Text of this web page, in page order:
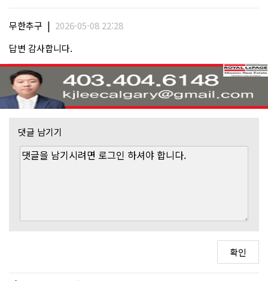
무한추구 | 2026-05-08 22:28
답변 감사합니다.
댓글 남기기